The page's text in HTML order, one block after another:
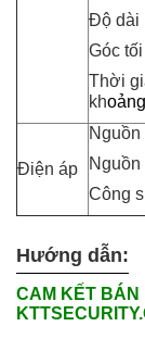
Độ dài
Góc
Thời
khoảng
Điện áp
Công
Hướng dẫn:
CAM KẾT BÁN